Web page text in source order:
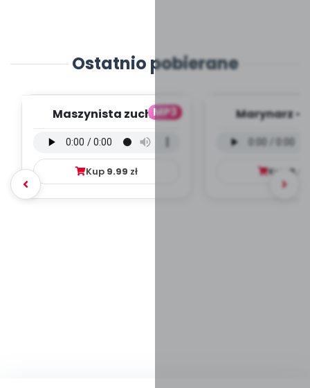
Ostatnio pobierane
MP3
Maszynista zuch -
mp3)
Kup 9.99 zł
Marynarz -
Kup 9.99